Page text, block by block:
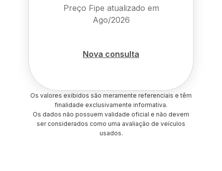
Preço Fipe atualizado em
Ago/2026
Nova consulta
Os valores exibidos são meramente referenciais e têm
finalidade exclusivamente informativa.
Os dados não possuem validade oficial e não devem
ser considerados como uma avaliação de veículos
usados.